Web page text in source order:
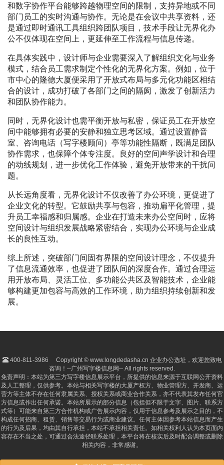
和数字协作平台能够跨越物理空间的限制，支持异地或不同
部门员工的实时沟通与协作。无论是在会议中共享资料，还
是通过即时通讯工具组织跨团队项目，技术手段让无界化办
公不仅体现在空间上，更延伸至工作流程与信息传递。
在具体实践中，设计师与企业需要深入了解组织文化与业务
模式，结合员工需求制定个性化的无界化方案。例如，位于
市中心的隆德大厦便采用了开放式布局与多元化功能区相结
合的设计，成功打破了各部门之间的隔阂，激发了创新活力
和团队协作能力。
同时，无界化设计也需平衡开放与私密，保证员工在开放空
间中能够拥有必要的安静和独立思考区域。通过设置静音
室、咨询电话（写字楼顾问）亭等功能性隔断，既满足团队
协作需求，也保障个体专注度。良好的空间声学设计和合理
的动线规划，进一步优化工作体验，避免开放带来的干扰问
题。
从长远角度看，无界化设计不仅改善了办公环境，更促进了
企业文化的转型。它鼓励共享与包容，推动扁平化管理，提
升员工幸福感和归属感。企业在打造未来办公空间时，应将
空间设计与组织发展战略紧密结合，实现办公环境与企业成
长的良性互动。
综上所述，突破部门间固有界限的空间设计理念，不仅提升
了信息流通效率，也促进了团队间的深度合作。通过合理运
用开放布局、灵活工位、多功能公共区及智能技术，企业能
够构建更加包容与高效的工作环境，助力组织持续创新和发
展。
400-811-3986
Copyright © www.longdedasha.cn 企业办公选址，欢迎您致电
咨询！--广州写字楼信息网-- All rights reserved.
免责声明：本站为第三方写字楼信息展示平台，所提供的信息来源于互联网公开资料
及人工整理，仅供参考。本站与相关写字楼的大厦产权方、物业管理方、开发商、运
营方等主体不存在任何隶属关系、授权关系或商业合作关系，亦不代表其发布任何官
方信息或作出任何承诺。本站所展示的部分信息（包括但不限于文字、图片、联系方
式等）可能来自第三方合作机构或广告展示内容，仅用于信息参考及展示之目的，不
构成任何招商、租赁、销售等交易行为或商业建议。任何主体因参考本站信息而产生
的行为及后果，均由其自行承担，本站不承担相关责任。如相关权利人认为本页面内
容存在不当之处，可通过合法途径联系处理，本平台将在核实后及时配合调整或删除
相关内容，非常感谢。